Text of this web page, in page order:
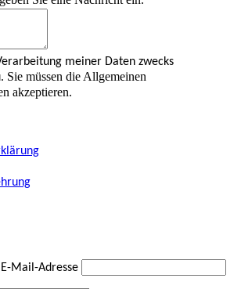
meiner Daten zwecks
Sie müssen die Allgemeinen
akzeptieren.
Mail-Adresse